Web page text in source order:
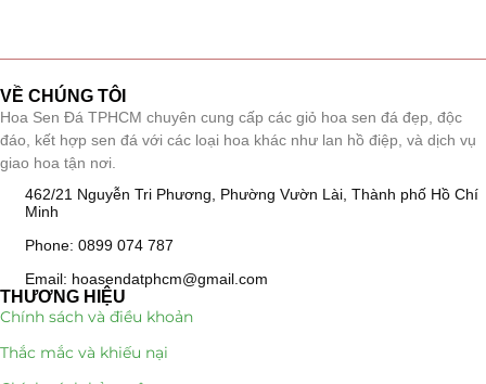
Lan Hồ Điệp Truyền Thống (132)
Lũa Hồ Điệp Sen Đá
Tiểu Cảnh Lan Sen Đá
Hoa Ngày Lễ 8/3
Hoa Tặng 14/2
VỀ CHÚNG TÔI
Hoa Sen Đá TPHCM chuyên cung cấp các giỏ hoa sen đá đẹp, độc
đáo, kết hợp sen đá với các loại hoa khác như lan hồ điệp, và dịch vụ
giao hoa tận nơi.
462/21 Nguyễn Tri Phương, Phường Vườn Lài, Thành phố Hồ Chí
Minh
Phone: 0899 074 787
Email: hoasendatphcm@gmail.com
THƯƠNG HIỆU
Chính sách và điều khoản
Thắc mắc và khiếu nại